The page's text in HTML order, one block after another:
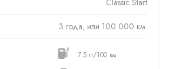
Classic Start
3 года, или 100 000 км.
7.5 л/100 км